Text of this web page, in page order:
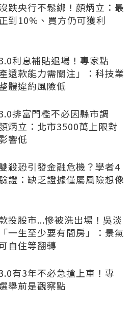
跌央行不鬆綁！顏炳立：最
到10%、買方仍可獲利
利息補貼退場！專家點
產還款能力需關注」：科技業
體違約風險低
排富門檻不必因縣市調
炳立：北市3500萬上限對
響低
殺恐引發金融危機？學者4
證：缺乏證據僅屬風險想像
投股市...慘被洗出場！吳淡
一生至少要有間房」：景氣
自住等翻轉
有3年不必急搶上車！專
舉前是觀察點